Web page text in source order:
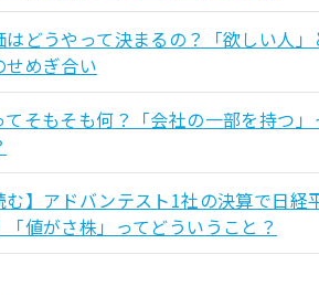
はどうやって決まるの？「欲しい人」
せめぎ合い
てそもそも何？「会社の一部を持つ」
む】アドバンテスト1社の決算で日経
値がさ株」ってどういうこと？